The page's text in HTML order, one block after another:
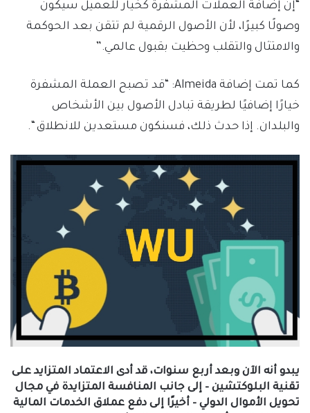
“إن إضافة العملات المشفرة كخيار للعميل سيكون
وصولًا كبيرًا، لأن الأصول الرقمية لم تتقن بعد الحوكمة
والامتثال والتقلب وحظيت بقبول عالمي.”
كما تمت إضافة Almeida: “قد تصبح العملة المشفرة
خيارًا إضافيًا لطريقة تبادل الأصول بين الأشخاص
والبلدان. إذا حدث ذلك، فسنكون مستعدين للانطلاق “.
يبدو أنه الآن وبعد أربع سنوات، قد أدى الاعتماد المتزايد على
تقنية البلوكتشين – إلى جانب المنافسة المتزايدة في مجال
تحويل الأموال الدولي – أخيرًا إلى دفع عملاق الخدمات المالية